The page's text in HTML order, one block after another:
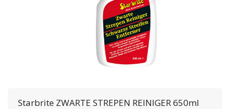
Starbrite ZWARTE STREPEN REINIGER 650ml